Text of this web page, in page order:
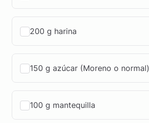
200 g harina
150 g azúcar (Moreno o normal)
100 g mantequilla